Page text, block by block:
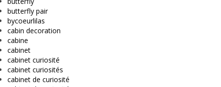
butterfly pair
bycoeurlilas
cabin decoration
cabine
cabinet
cabinet curiosité
cabinet curiosités
cabinet de curiosité